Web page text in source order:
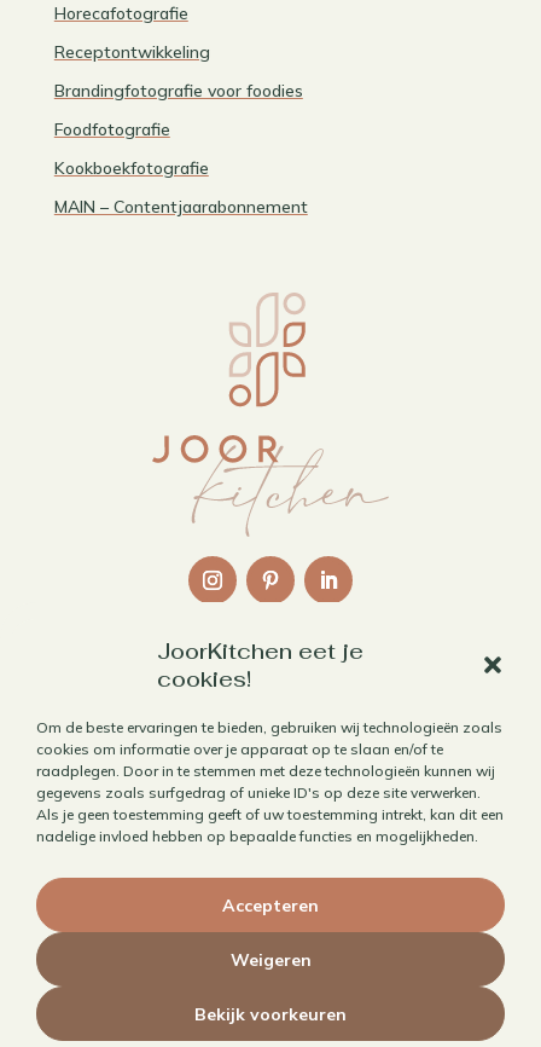
JoorKitchen eet je
cookies!
Om de beste ervaringen te bieden, gebruiken wij technologieën zoals
cookies om informatie over je apparaat op te slaan en/of te
raadplegen. Door in te stemmen met deze technologieën kunnen wij
gegevens zoals surfgedrag of unieke ID's op deze site verwerken.
Als je geen toestemming geeft of uw toestemming intrekt, kan dit een
nadelige invloed hebben op bepaalde functies en mogelijkheden.
Accepteren
Weigeren
Bekijk voorkeuren
Horecafotografie
Receptontwikkeling
Brandingfotografie voor foodies
Foodfotografie
Kookboekfotografie
MAIN – Contentjaarabonnement
Contact
Algemene voorwaarden
Privacybeleid